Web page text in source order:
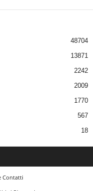
48704
13871
2242
2009
1770
567
18
Contatti